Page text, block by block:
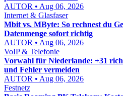
AUTOR • Aug 06, 2026
Internet & Glasfaser
Mbit vs. MByte: So rechnest du
Datenmenge sofort richtig
AUTOR • Aug 06, 2026
VoIP & Telefonie
Vorwahl für Niederlande: +31
und Fehler vermeiden
AUTOR • Aug 06, 2026
Festnetz